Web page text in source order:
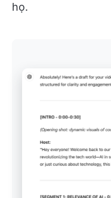
họ.